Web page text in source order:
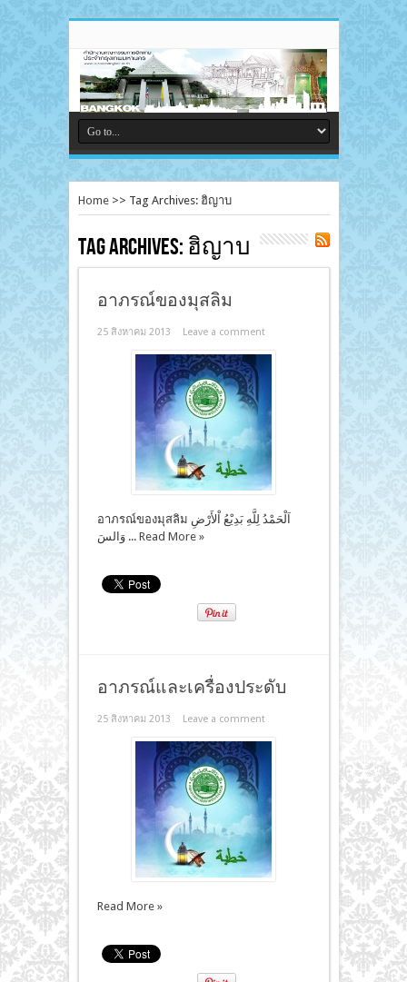
Home>> Tag Archives: ฮิญาบ
Tag Archives: ฮิญาบ
อาภรณ์ของมุสลิม
25 สิงหาคม 2013 Leave a comment
อาภรณ์ของมุสลิม اَلْحَمْدُ لِلَّهِ بَدِيْعُ اْلأَرْضِ
وَالسَ ... Read More »
อาภรณ์และเครื่องประดับ
25 สิงหาคม 2013 Leave a comment
Read More »